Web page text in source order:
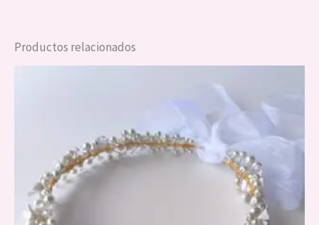
Productos relacionados